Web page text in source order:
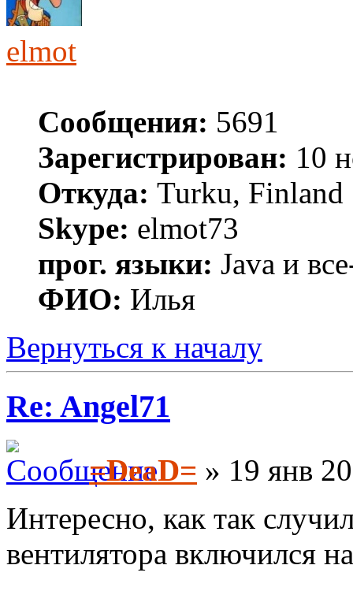
elmot
Сообщения: 5691
Зарегистрирован: 10
Откуда: Turku, Finland
Skype: elmot73
прог. языки: Java и
ФИО: Илья
Вернуться к началу
Re: Angel71
=DeaD= » 19 янв
Интересно, как так
вентилятора включился